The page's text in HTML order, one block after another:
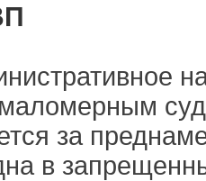
за
в